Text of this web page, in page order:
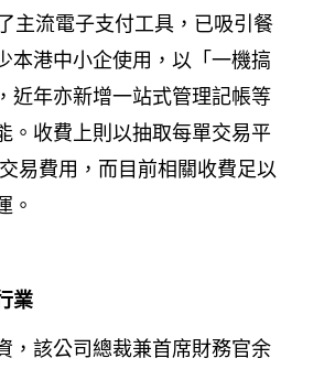
主流電子支付工具，已吸引餐
本港中小企使用，以「一機搞
近年亦新增一站式管理記帳等
。收費上則以抽取每單交易平
易費用，而目前相關收費足以
。
業
，該公司總裁兼首席財務官余